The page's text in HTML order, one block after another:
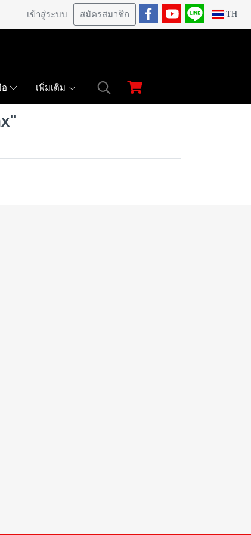
เข้าสู่ระบบ สมัครสมาชิก TH
เพิ่มเติม